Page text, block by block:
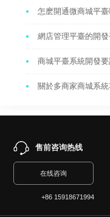
怎麽開通微商城平臺
網店管理平臺的開
商城平臺系統開發
關於多商家商城系
售前咨询热线
在线咨询
+86 15918671994